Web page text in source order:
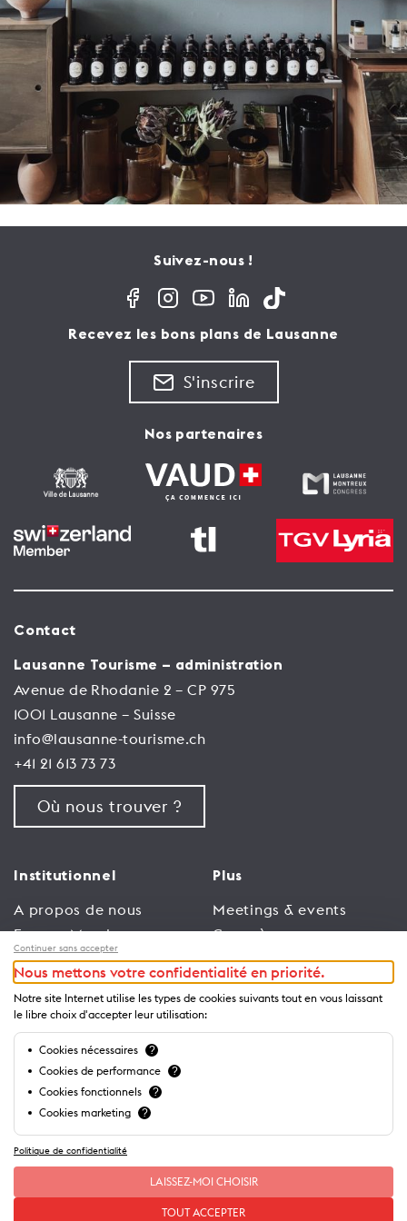
Suivez-nous !
Recevez les bons plans de Lausanne
S'inscrire
Nos partenaires
Contact
Lausanne Tourisme – administration
Avenue de Rhodanie 2 – CP 975
1001 Lausanne – Suisse
info@lausanne-tourisme.ch
+41 21 613 73 73
Où nous trouver ?
Institutionnel
A propos de nous
Espace Membres
Emploi
Conditions générales
d’utilisation
Politique de
confidentialité
Plus
Meetings & events
Congrès
Trade
Espace Médias
Annonceurs
Brochures et guides
Continuer sans accepter
Nous mettons votre confidentialité en priorité.
Notre site Internet utilise les types de cookies suivants tout en vous laissant
le libre choix d'accepter leur utilisation:
Cookies nécessaires ?
Cookies de performance ?
Cookies fonctionnels ?
Cookies marketing ?
Politique de confidentialité
LAISSEZ-MOI CHOISIR
TOUT ACCEPTER